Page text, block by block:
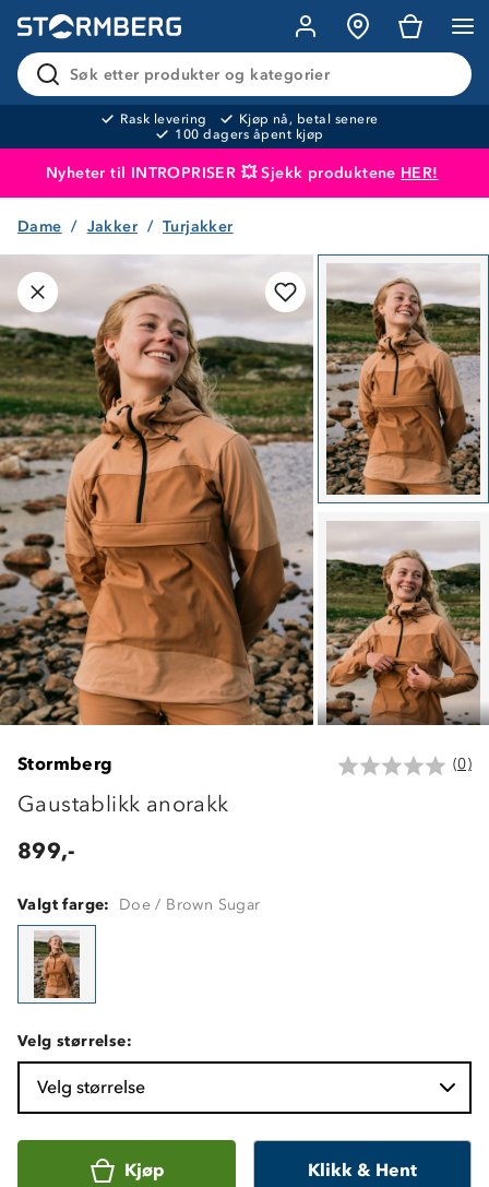
Søk etter produkter og kategorier
Rask levering
Kjøp nå, betal senere
100 dagers åpent kjøp
Nyheter til INTROPRISER 💥 Sjekk produktene HER!
Produktet er lagt i handlekurven
Dame Jakker Turjakker
Stormberg (0)
Gaustablikk anorakk
899,-
Valgt farge: Doe / Brown Sugar
Velg størrelse:
Velg størrelse
Kjøp Klikk & Hent